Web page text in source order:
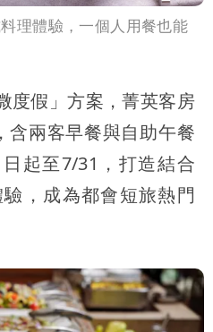
理體驗，一個人用餐也能
度假」方案，菁英客房
含兩客早餐與自助午餐
起至7/31，打造結合
，成為都會短旅熱門